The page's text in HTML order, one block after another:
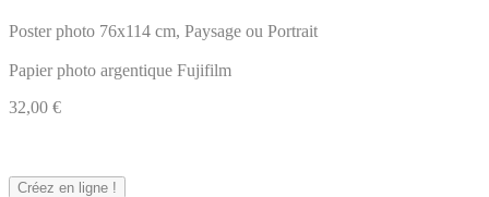
Poster photo 76x114 cm, Paysage ou Portrait
Papier photo argentique Fujifilm
32,00 €
Créez en ligne !